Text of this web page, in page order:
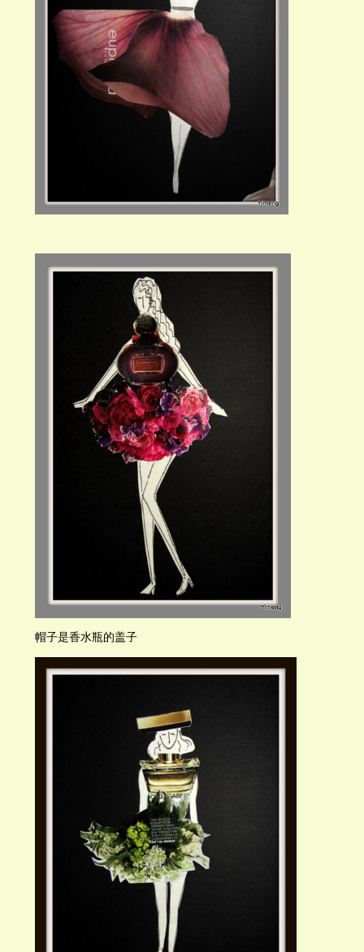
帽子是香水瓶的盖子